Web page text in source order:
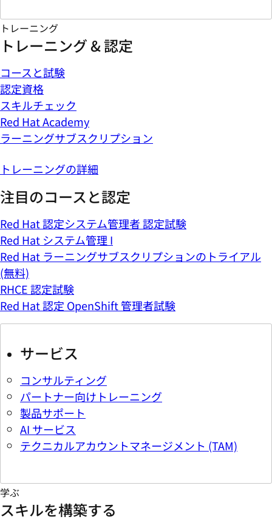
トレーニング
トレーニング & 認定
コースと試験
認定資格
スキルチェック
Red Hat Academy
ラーニングサブスクリプション
トレーニングの詳細
注目のコースと認定
Red Hat 認定システム管理者 認定試験
Red Hat システム管理 I
Red Hat ラーニングサブスクリプションのトライアル
(無料)
RHCE 認定試験
Red Hat 認定 OpenShift 管理者試験
サービス
コンサルティング
パートナー向けトレーニング
製品サポート
AI サービス
テクニカルアカウントマネージメント (TAM)
学ぶ
スキルを構築する